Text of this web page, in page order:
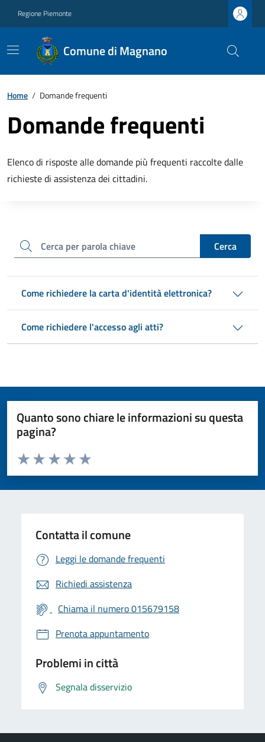
Regione Piemonte
Comune di Magnano
Home / Domande frequenti
Domande frequenti
Elenco di risposte alle domande più frequenti raccolte dalle
richieste di assistenza dei cittadini.
cerca Cerca
Come richiedere la carta d'identità elettronica?
Come richiedere l'accesso agli atti?
Quanto sono chiare le informazioni su questa
pagina?
Valuta da 1 a 5 stelle la pagina
Valuta 5 stelle su 5
Valuta 4 stelle su 5
Valuta 3 stelle su 5
Valuta 2 stelle su 5
Valuta 1 stelle su 5
Contatta il comune
Leggi le domande frequenti
Richiedi assistenza
Chiama il numero 015679158
Prenota appuntamento
Problemi in città
Segnala disservizio